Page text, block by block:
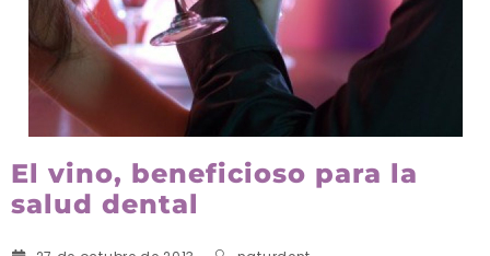
El vino, beneficioso para la
salud dental